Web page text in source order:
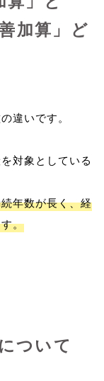
加算」ど
違いです。
対象としている
年数が長く、経
。
ついて